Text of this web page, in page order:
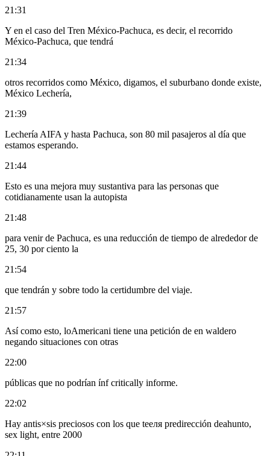
21:31
Y en el caso del Tren México-Pachuca, es decir, el recorrido
México-Pachuca, que tendrá
21:34
otros recorridos como México, digamos, el suburbano donde existe,
México Lechería,
21:39
Lechería AIFA y hasta Pachuca, son 80 mil pasajeros al día que
estamos esperando.
21:44
Esto es una mejora muy sustantiva para las personas que
cotidianamente usan la autopista
21:48
para venir de Pachuca, es una reducción de tiempo de alrededor de
25, 30 por ciento la
21:54
que tendrán y sobre todo la certidumbre del viaje.
21:57
Así como esto, loAmericani tiene una petición de en waldero
negando situaciones con otras
22:00
públicas que no podrían ínf critically informe.
22:02
Hay antis×sis preciosos con los que teеля predirección deahunto,
sex light, entre 2000